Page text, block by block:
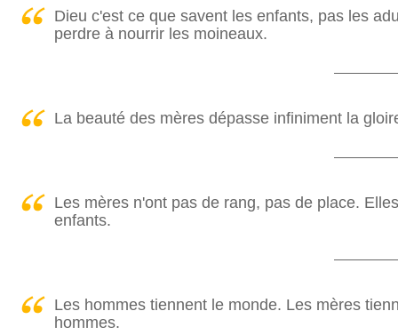
Dieu c'est ce que savent les enfants, pas les
perdre à nourrir les moineaux.
La beauté des mères dépasse infiniment la
Les mères n'ont pas de rang, pas de place.
enfants.
Les hommes tiennent le monde. Les mères
hommes.